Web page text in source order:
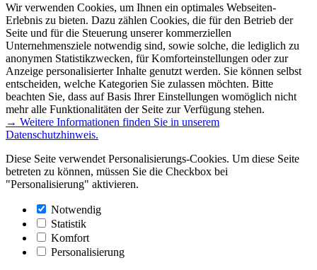
Wir verwenden Cookies, um Ihnen ein optimales Webseiten-
Erlebnis zu bieten. Dazu zählen Cookies, die für den Betrieb der
Seite und für die Steuerung unserer kommerziellen
Unternehmensziele notwendig sind, sowie solche, die lediglich zu
anonymen Statistikzwecken, für Komforteinstellungen oder zur
Anzeige personalisierter Inhalte genutzt werden. Sie können selbst
entscheiden, welche Kategorien Sie zulassen möchten. Bitte
beachten Sie, dass auf Basis Ihrer Einstellungen womöglich nicht
mehr alle Funktionalitäten der Seite zur Verfügung stehen.
→ Weitere Informationen finden Sie in unserem
Datenschutzhinweis.
Diese Seite verwendet Personalisierungs-Cookies. Um diese Seite
betreten zu können, müssen Sie die Checkbox bei
"Personalisierung" aktivieren.
Notwendig
Statistik
Komfort
Personalisierung